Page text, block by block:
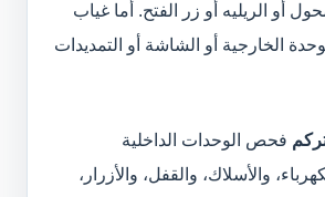
أو الريليه أو زر الفتح. أما غياب
الخارجية أو الشاشة أو التمديدات
فحص الوحدات الداخلية
والأسلاك، والقفل، والأزرار،